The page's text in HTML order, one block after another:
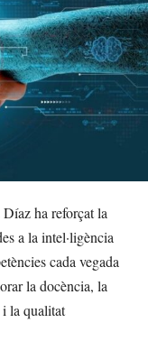
ha reforçat la
a la intel·ligència
cada vegada
la docència, la
la qualitat